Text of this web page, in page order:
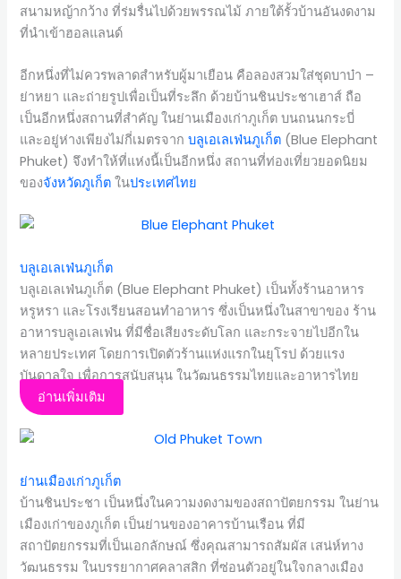
สนามหญ้ากว้าง ที่ร่มรื่นไปด้วยพรรณไม้ ภายใต้รั้วบ้านอันงดงาม
ที่นำเข้าฮอลแลนด์
อีกหนึ่งที่ไม่ควรพลาดสำหรับผู้มาเยือน คือลองสวมใส่ชุดบาบ๋า –
ย่าหยา และถ่ายรูปเพื่อเป็นที่ระลึก ด้วยบ้านชินประชาเฮาส์ ถือ
เป็นอีกหนึ่งสถานที่สำคัญ ในย่านเมืองเก่าภูเก็ต บนถนนกระบี่
และอยู่ห่างเพียงไม่กี่เมตรจากบลูเอเลเฟ่นภูเก็ต (Blue Elephant
Phuket) จึงทำให้ที่แห่งนี้เป็นอีกหนึ่ง สถานที่ท่องเที่ยวยอดนิยม
ของจังหวัดภูเก็ต ในประเทศไทย
บลูเอเลเฟ่นภูเก็ต
บลูเอเลเฟ่นภูเก็ต (Blue Elephant Phuket) เป็นทั้งร้านอาหาร
หรูหรา และโรงเรียนสอนทำอาหาร ซึ่งเป็นหนึ่งในสาขาของ ร้าน
อาหารบลูเอเลเฟ่น ที่มีชื่อเสียงระดับโลก และกระจายไปอีกใน
หลายประเทศ โดยการเปิดตัวร้านแห่งแรกในยุโรป ด้วยแรง
บันดาลใจ เพื่อการสนับสนุน ในวัฒนธรรมไทยและอาหารไทย
อ่านเพิ่มเติม
ย่านเมืองเก่าภูเก็ต
บ้านชินประชา เป็นหนึ่งในความงดงามของสถาปัตยกรรม ในย่าน
เมืองเก่าของภูเก็ต เป็นย่านของอาคารบ้านเรือน ที่มี
สถาปัตยกรรมที่เป็นเอกลักษณ์ ซึ่งคุณสามารถสัมผัส เสน่ห์ทาง
วัฒนธรรม ในบรรยากาศคลาสสิก ที่ซ่อนตัวอยู่ในใจกลางเมือง